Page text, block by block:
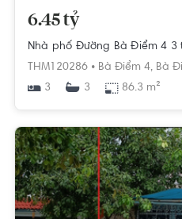
6.45 tỷ
THM120286 • Bà Điểm 4, Bà
3
3 86.3 m²